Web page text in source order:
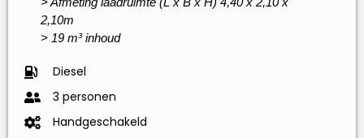
2,10m
> 19 m³ inhoud
Diesel
3 personen
Handgeschakeld